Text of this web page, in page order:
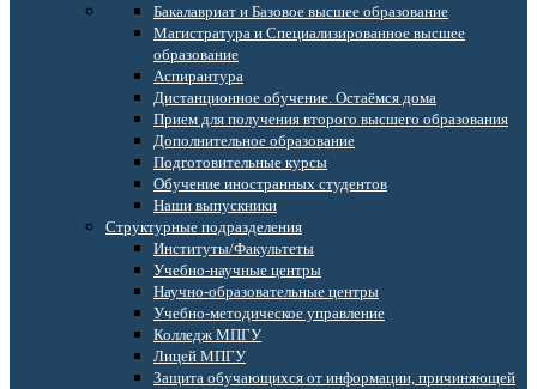
Бакалавриат и Базовое высшее образование
Магистратура и Специализированное высшее
образование
Аспирантура
Дистанционное обучение. Остаёмся дома
Прием для получения второго высшего образования
Дополнительное образование
Подготовительные курсы
Обучение иностранных студентов
Наши выпускники
Структурные подразделения
Институты/Факультеты
Учебно-научные центры
Научно-образовательные центры
Учебно-методическое управление
Колледж МПГУ
Лицей МПГУ
Защита обучающихся от информации, причиняющей